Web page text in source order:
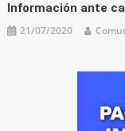
Información ante
21/07/2020